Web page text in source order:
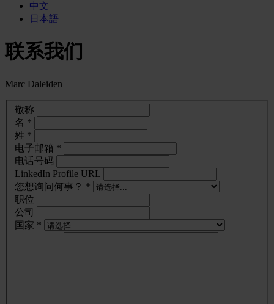
中文
日本語
联系我们
Marc Daleiden
敬称
名 *
姓 *
电子邮箱 *
电话号码
LinkedIn Profile URL
您想询问何事？ *
职位
公司
国家 *